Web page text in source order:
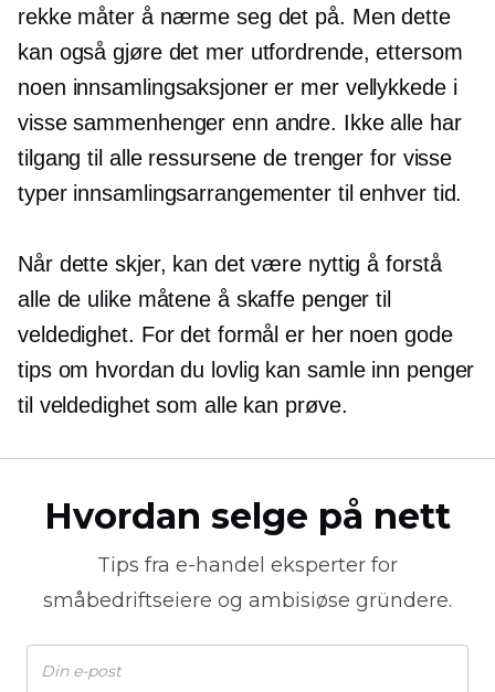
rekke måter å nærme seg det på. Men dette
kan også gjøre det mer utfordrende, ettersom
noen innsamlingsaksjoner er mer vellykkede i
visse sammenhenger enn andre. Ikke alle har
tilgang til alle ressursene de trenger for visse
typer innsamlingsarrangementer til enhver tid.
Når dette skjer, kan det være nyttig å forstå
alle de ulike måtene å skaffe penger til
veldedighet. For det formål er her noen gode
tips om hvordan du lovlig kan samle inn penger
til veldedighet som alle kan prøve.
Hvordan selge på nett
Tips fra e-handel eksperter for
småbedriftseiere og ambisiøse gründere.